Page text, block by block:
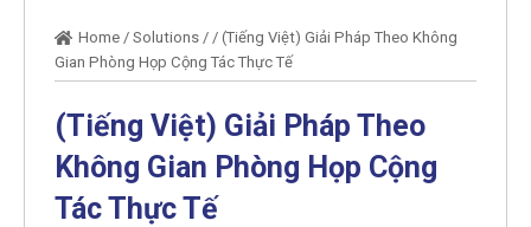
Home / Solutions / / (Tiếng Việt) Giải Pháp Theo Không
Gian Phòng Họp Cộng Tác Thực Tế
(Tiếng Việt) Giải Pháp Theo
Không Gian Phòng Họp Cộng
Tác Thực Tế